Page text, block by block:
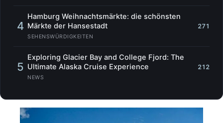
4
Hamburg Weihnachtsmärkte: die schönsten
Märkte der Hansestadt
SEHENSWÜRDIGKEITEN
271
5
Exploring Glacier Bay and College Fjord: The
Ultimate Alaska Cruise Experience
NEWS
212